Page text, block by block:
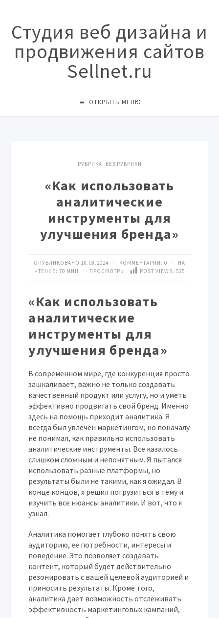
Студия веб дизайна и
продвижения сайтов
Sellnet.ru
ОТКРЫТЬ МЕНЮ
РУБРИКА: БЕЗ РУБРИКИ
«Как использовать
аналитические
инструменты для
улучшения бренда»
ОПУБЛИКОВАНО 18.08.2024 · КОММЕНТАРИИ: 0 · НА
ЧТЕНИЕ: 70 МИН · ПРОСМОТРЫ:
POST VIEWS: 525
«Как использовать
аналитические
инструменты для
улучшения бренда»
В современном мире, где конкуренция просто
зашкаливает, важно не только создавать
качественный продукт или услугу, но и уметь
эффективно продвигать свой бренд. Именно
здесь на помощь приходит аналитика. Я
всегда был увлечен маркетингом, но поначалу
не понимал, как правильно использовать
аналитические инструменты. Все казалось
слишком сложным и непонятным. Я пытался
использовать разные платформы, но
результаты были не такими, как я ожидал. В
конце концов, я решил погрузиться в тему и
изучить все нюансы аналитики. И вот, что я
узнал.
Аналитика помогает глубоко понять свою
аудиторию, ее потребности, интересы и
поведение. Это позволяет создавать
контент, который будет действительно
резонировать с вашей целевой аудиторией и
приносить результаты. Кроме того,
аналитика дает возможность отслеживать
эффективность маркетинговых кампаний,